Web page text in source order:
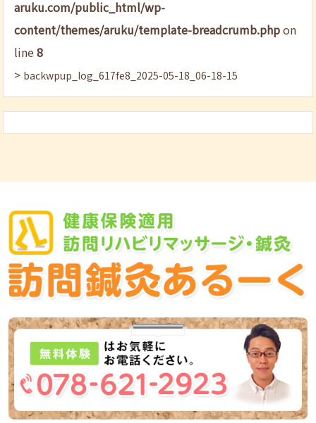
aruku.com/public_html/wp-
content/themes/aruku/template-breadcrumb.phpon
line8
> backwpup_log_617fe8_2025-05-18_06-18-15